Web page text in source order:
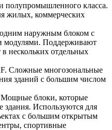
полупромышленного класса.
жилых, коммерческих
наружным блоком с
модулями. Поддерживают
нескольких отдельных
Сложные многозональные
зданий с большим числом
блоки, которые
здания. Используются для
с большим открытым
спортивные